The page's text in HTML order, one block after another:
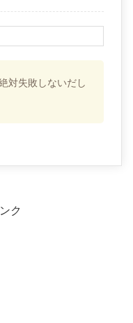
対失敗しないだし
ク